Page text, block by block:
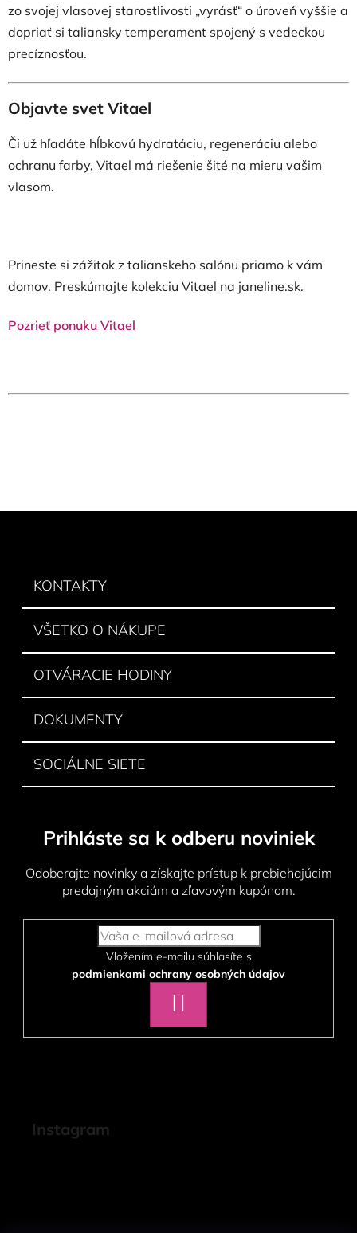
zo svojej vlasovej starostlivosti „vyrásť“ o úroveň vyššie a
dopriať si taliansky temperament spojený s vedeckou
precíznosťou.
Objavte svet Vitael
Či už hľadáte hĺbkovú hydratáciu, regeneráciu alebo
ochranu farby, Vitael má riešenie šité na mieru vašim
vlasom.
Prineste si zážitok z talianskeho salónu priamo k vám
domov. Preskúmajte kolekciu Vitael na janeline.sk.
Pozrieť ponuku Vitael
KONTAKTY
VŠETKO O NÁKUPE
OTVÁRACIE HODINY
DOKUMENTY
SOCIÁLNE SIETE
Prihláste sa k odberu noviniek
Odoberajte novinky a získajte prístup k prebiehajúcim
predajným akciám a zľavovým kupónom.
podmienkami ochrany osobných údajov
SA
Instagram